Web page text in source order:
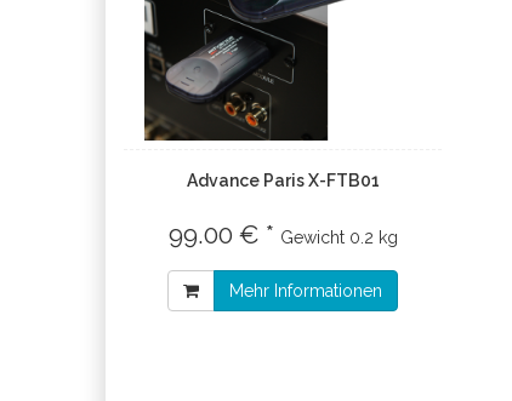
Advance Paris X-FTB01
99.00 € * Gewicht 0.2 kg
Mehr Informationen